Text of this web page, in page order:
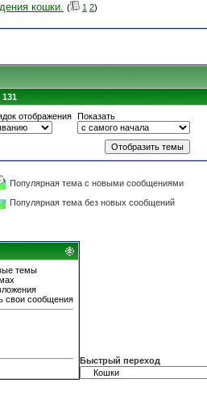
кошки. ( 1 2)
отображения Показать
Популярная тема с новыми сообщениями
Популярная тема без новых сообщений
темы
свои сообщения
Быстрый переход